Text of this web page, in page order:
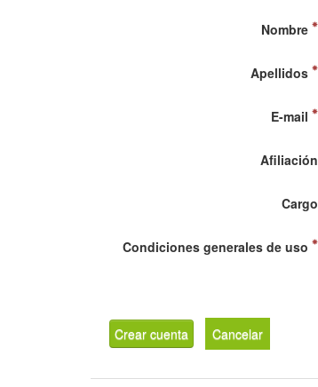
Nombre
Apellidos
E-mail
Afiliación
Cargo
Condiciones generales de uso
Crear cuenta Cancelar